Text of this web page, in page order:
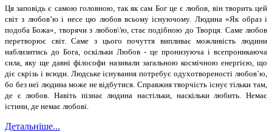
Ця заповідь є самою головною, так як сам Бог це є любов, він творить цей
світ з любов’ю і несе цю любов всьому існуючому. Людина «Як образ і
подоба Божа», творячи з любов\'ю, стає подібною до Творця. Саме любов
перетворює світ. Саме з цього почуття випливає можливість людини
наблизитись до Бога, оскільки Любов - це пронизуюча і всепроникаюча
сила, яку ще давні філософи називали загальною космічною енергією, що
діє скрізь і всюди. Людське існування потребує одухотвореності любов`ю,
бо без неї людина може не відбутися. Справжня творчість існує тільки там,
де є любов. Навіть пізнає людина настільки, наскільки любить. Немає
істини, де немає любові.
Детальніше...